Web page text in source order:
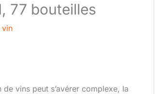
77 bouteilles
vin
vins peut s’avérer complexe, la